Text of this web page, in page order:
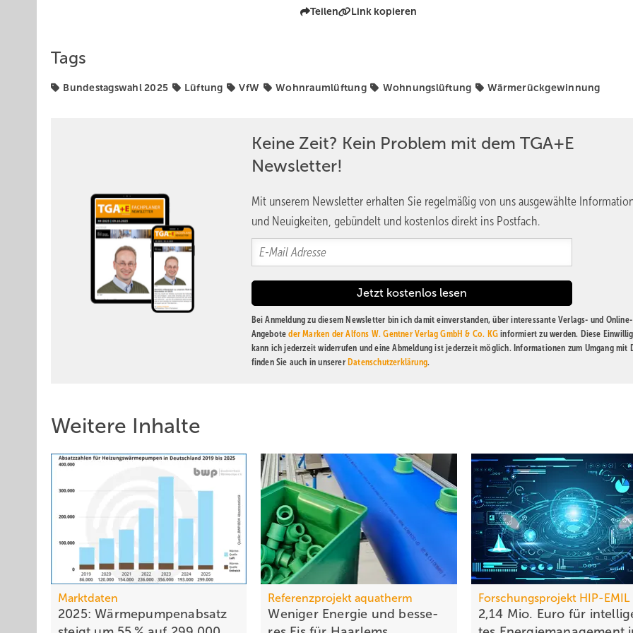
Teilen Link kopieren
Tags
Bundestagswahl 2025 Lüftung VfW Wohnraumlüftung Wohnungslüftung Wärmerückgewinnung
Keine Zeit? Kein Problem mit dem TGA+E
Newsletter!
Mit unserem Newsletter erhalten Sie regelmäßig von uns ausgewählte
und Neuigkeiten, gebündelt und kostenlos direkt ins Postfach.
Bei Anmeldung zu diesem Newsletter bin ich damit einverstanden, über interessante Verlags- und Online-
Angeboteder Marken der Alfons W. Gentner Verlag GmbH & Co. KG informiert zu werden. Diese
kann ich jederzeit widerrufen und eine Abmeldung ist jederzeit möglich. Informationen zum Umgang mit
finden Sie auch in unserer Datenschutzerklärung.
Weitere Inhalte
Marktdaten
2025: Wärmepumpenabsatz
Referenzprojekt aquatherm
Weniger Energie und bes­se­
Forschungsprojekt HIP-EMIL
2,14 Mio. Euro für